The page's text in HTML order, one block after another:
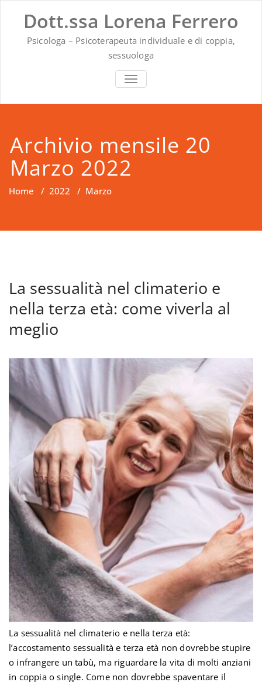
contenutoDott.ssa Lorena Ferrero
Psicologa – Psicoterapeuta individuale e di coppia,
sessuologa
MOSTRA O NASCONDI LA
Archivio mensile 20
Marzo 2022
Home / 2022 / Marzo
La sessualità nel climaterio e
nella terza età: come viverla al
meglio
La sessualità nel climaterio e nella terza età:
l’accostamento sessualità e terza età non dovrebbe stupire
o infrangere un tabù, ma riguardare la vita di molti anziani
in coppia o single. Come non dovrebbe spaventare il